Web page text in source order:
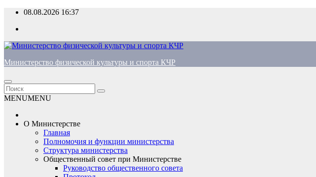
Перейти
содержимому
08.08.2026 16:37
Министерство физической культуры и спорта КЧР
MENUMENU
О Министерстве
Главная
Полномочия и функции министерства
Структура министерства
Общественный совет при Министерстве
Руководство общественного совета